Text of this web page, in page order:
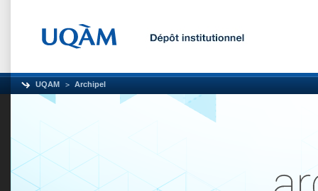
UQAM Archipel